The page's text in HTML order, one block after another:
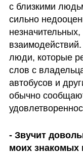
с близкими
сильно
люди, которые
слов с
автобусов и
обычно
- Звучит
моих знакомых